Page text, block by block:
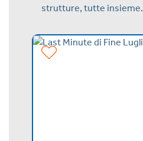
strutture, tutte insieme.